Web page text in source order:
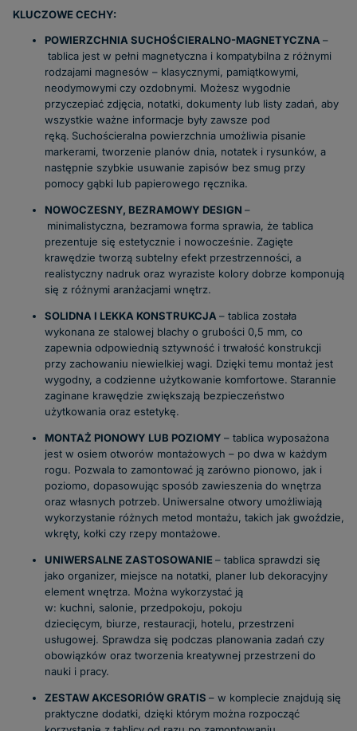
KLUCZOWE CECHY:
POWIERZCHNIA SUCHOŚCIERALNO-MAGNETYCZNA –
tablica jest w pełni magnetyczna i kompatybilna z różnymi
rodzajami magnesów – klasycznymi, pamiątkowymi,
neodymowymi czy ozdobnymi. Możesz wygodnie
przyczepiać zdjęcia, notatki, dokumenty lub listy zadań, aby
wszystkie ważne informacje były zawsze pod
ręką. Suchościeralna powierzchnia umożliwia pisanie
markerami, tworzenie planów dnia, notatek i rysunków, a
następnie szybkie usuwanie zapisów bez smug przy
pomocy gąbki lub papierowego ręcznika.
NOWOCZESNY, BEZRAMOWY DESIGN –
minimalistyczna, bezramowa forma sprawia, że tablica
prezentuje się estetycznie i nowocześnie. Zagięte
krawędzie tworzą subtelny efekt przestrzenności, a
realistyczny nadruk oraz wyraziste kolory dobrze komponują
się z różnymi aranżacjami wnętrz.
SOLIDNA I LEKKA KONSTRUKCJA – tablica została
wykonana ze stalowej blachy o grubości 0,5 mm, co
zapewnia odpowiednią sztywność i trwałość konstrukcji
przy zachowaniu niewielkiej wagi. Dzięki temu montaż jest
wygodny, a codzienne użytkowanie komfortowe. Starannie
zaginane krawędzie zwiększają bezpieczeństwo
użytkowania oraz estetykę.
MONTAŻ PIONOWY LUB POZIOMY – tablica wyposażona
jest w osiem otworów montażowych – po dwa w każdym
rogu. Pozwala to zamontować ją zarówno pionowo, jak i
poziomo, dopasowując sposób zawieszenia do wnętrza
oraz własnych potrzeb. Uniwersalne otwory umożliwiają
wykorzystanie różnych metod montażu, takich jak gwoździe,
wkręty, kołki czy rzepy montażowe.
UNIWERSALNE ZASTOSOWANIE– tablica sprawdzi się
jako organizer, miejsce na notatki, planer lub dekoracyjny
element wnętrza. Można wykorzystać ją
w: kuchni, salonie, przedpokoju, pokoju
dziecięcym, biurze, restauracji, hotelu, przestrzeni
usługowej. Sprawdza się podczas planowania zadań czy
obowiązków oraz tworzenia kreatywnej przestrzeni do
nauki i pracy.
ZESTAW AKCESORIÓW GRATIS – w komplecie znajdują się
praktyczne dodatki, dzięki którym można rozpocząć